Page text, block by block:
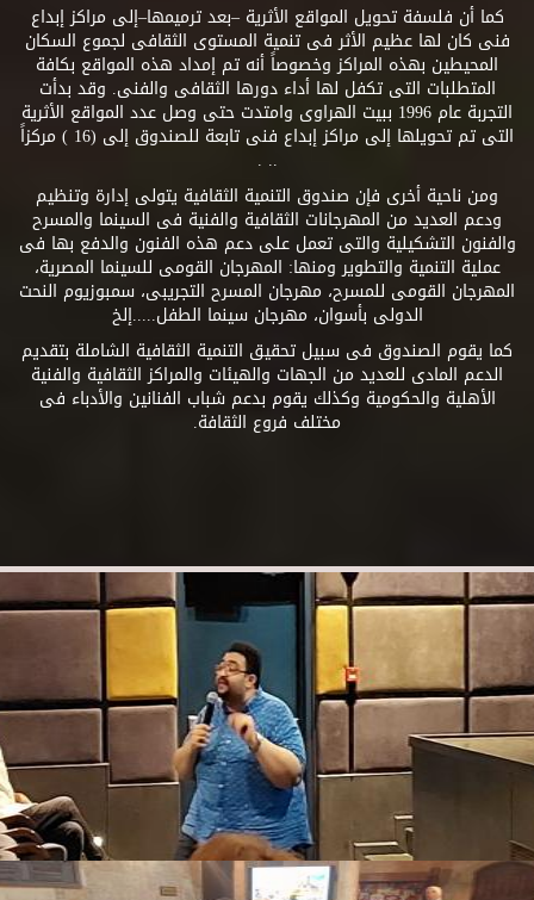
كما أن فلسفة تحويل المواقع الأثرية –بعد ترميمها–إلى مراكز إبداع
فنى كان لها عظيم الأثر فى تنمية المستوى الثقافى لجموع السكان
المحيطين بهذه المراكز وخصوصاً أنه تم إمداد هذه المواقع بكافة
المتطلبات التى تكفل لها أداء دورها الثقافى والفنى. وقد بدأت
التجربة عام 1996 ببيت الهراوى وامتدت حتى وصل عدد المواقع الأثرية
التى تم تحويلها إلى مراكز إبداع فنى تابعة للصندوق إلى (16 ) مركزاً
.. .
ومن ناحية أخرى فإن صندوق التنمية الثقافية يتولى إدارة وتنظيم
ودعم العديد من المهرجانات الثقافية والفنية فى السينما والمسرح
والفنون التشكيلية والتى تعمل على دعم هذه الفنون والدفع بها فى
عملية التنمية والتطوير ومنها: المهرجان القومى للسينما المصرية،
المهرجان القومى للمسرح، مهرجان المسرح التجريبى، سمبوزيوم النحت
الدولى بأسوان، مهرجان سينما الطفل.....إلخ
كما يقوم الصندوق فى سبيل تحقيق التنمية الثقافية الشاملة بتقديم
الدعم المادى للعديد من الجهات والهيئات والمراكز الثقافية والفنية
الأهلية والحكومية وكذلك يقوم بدعم شباب الفنانين والأدباء فى
مختلف فروع الثقافة.